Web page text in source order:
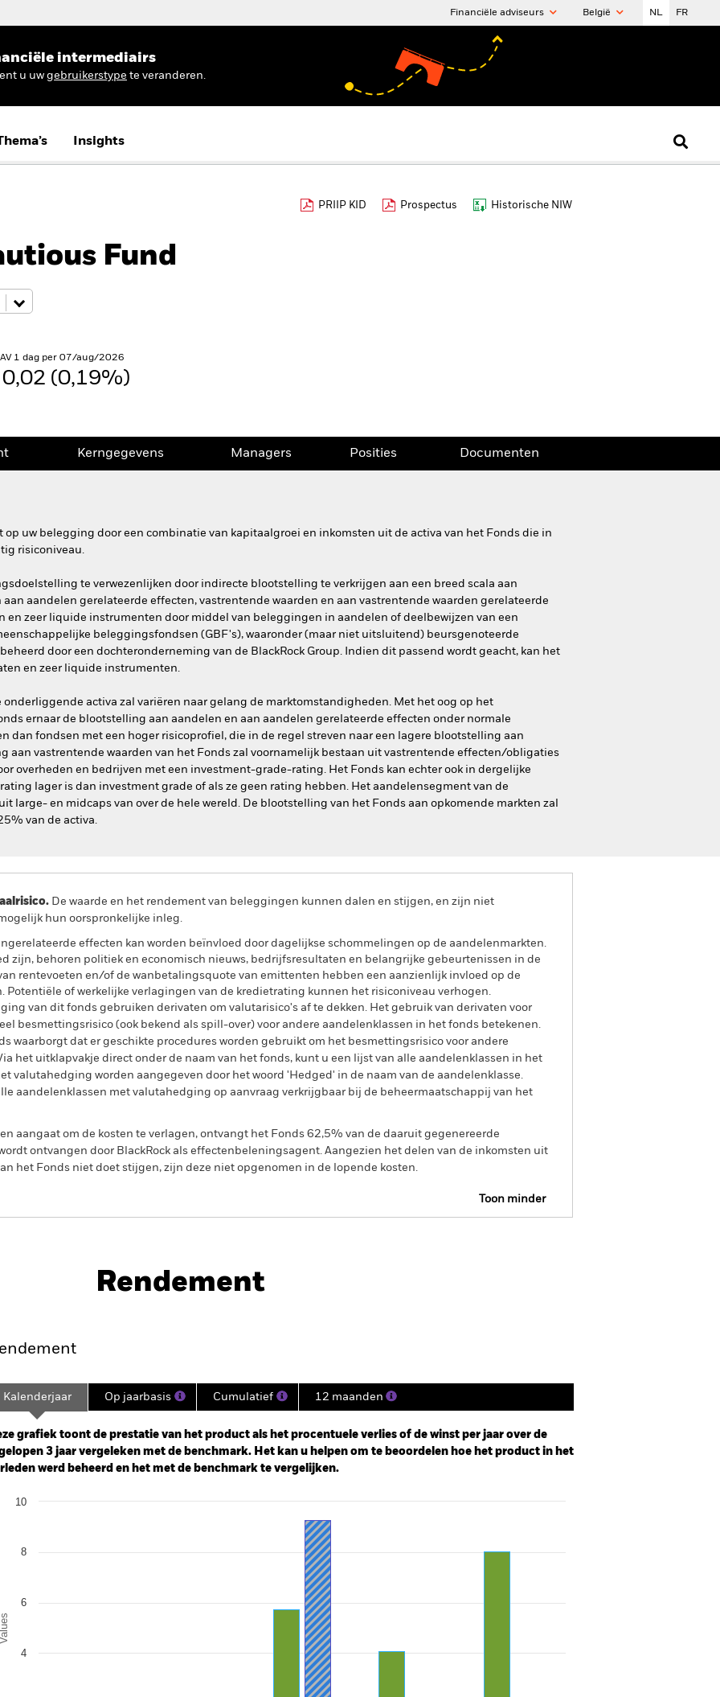
Financiële adviseurs België NL FR
intermediairs
u uw gebruikerstype te veranderen.
Insights
PRIIP KID Prospectus Historische NIW
Fund
1 dag per 07/aug/2026
0,02 (0,19%)
Kerngegevens Managers Posities Documenten
op uw belegging door een combinatie van kapitaalgroei en inkomsten uit de activa van het Fonds die in
risiconiveau.
te verwezenlijken door indirecte blootstelling te verkrijgen aan een breed scala aan
aandelen gerelateerde effecten, vastrentende waarden en aan vastrentende waarden gerelateerde
en zeer liquide instrumenten door middel van beleggingen in aandelen of deelbewijzen van een
beleggingsfondsen (GBF's), waaronder (maar niet uitsluitend) beursgenoteerde
door een dochteronderneming van de BlackRock Group. Indien dit passend wordt geacht, kan het
en zeer liquide instrumenten.
activa zal variëren naar gelang de marktomstandigheden. Met het oog op het
ernaar de blootstelling aan aandelen en aan aandelen gerelateerde effecten onder normale
dan fondsen met een hoger risicoprofiel, die in de regel streven naar een lagere blootstelling aan
aan vastrentende waarden van het Fonds zal voornamelijk bestaan uit vastrentende effecten/obligaties
overheden en bedrijven met een investment-grade-rating. Het Fonds kan echter ook in dergelijke
lager is dan investment grade of als ze geen rating hebben. Het aandelensegment van de
large- en midcaps van over de hele wereld. De blootstelling van het Fonds aan opkomende markten zal
van de activa.
De waarde en het rendement van beleggingen kunnen dalen en stijgen, en zijn niet
hun oorspronkelijke inleg.
effecten kan worden beïnvloed door dagelijkse schommelingen op de aandelenmarkten.
zijn, behoren politiek en economisch nieuws, bedrijfsresultaten en belangrijke gebeurtenissen in de
rentevoeten en/of de wanbetalingsquote van emittenten hebben een aanzienlijk invloed op de
Potentiële of werkelijke verlagingen van de kredietrating kunnen het risiconiveau verhogen.
van dit fonds gebruiken derivaten om valutarisico's af te dekken. Het gebruik van derivaten voor
besmettingsrisico (ook bekend als spill-over) voor andere aandelenklassen in het fonds betekenen.
waarborgt dat er geschikte procedures worden gebruikt om het besmettingsrisico voor andere
het uitklapvakje direct onder de naam van het fonds, kunt u een lijst van alle aandelenklassen in het
valutahedging worden aangegeven door het woord 'Hedged' in de naam van de aandelenklasse.
aandelenklassen met valutahedging op aanvraag verkrijgbaar bij de beheermaatschappij van het
aangaat om de kosten te verlagen, ontvangt het Fonds 62,5% van de daaruit gegenereerde
ontvangen door BlackRock als effectenbeleningsagent. Aangezien het delen van de inkomsten uit
het Fonds niet doet stijgen, zijn deze niet opgenomen in de lopende kosten.
Toon minder
Kerngegevens Managers
Rendement
2022-07-31 00:00:00 to 2026-07-31 00:00:00.
-20 to 40.
Kalenderjaar Op jaarbasis Cumulatief 12 maanden
grafiek toont de prestatie van het product als het procentuele verlies of de winst per jaar over de
3 jaar vergeleken met de benchmark. Het kan u helpen om te beoordelen hoe het product in het
werd beheerd en het met de benchmark te vergelijken.
chart with 2 data series.
Values
4
6
8
10